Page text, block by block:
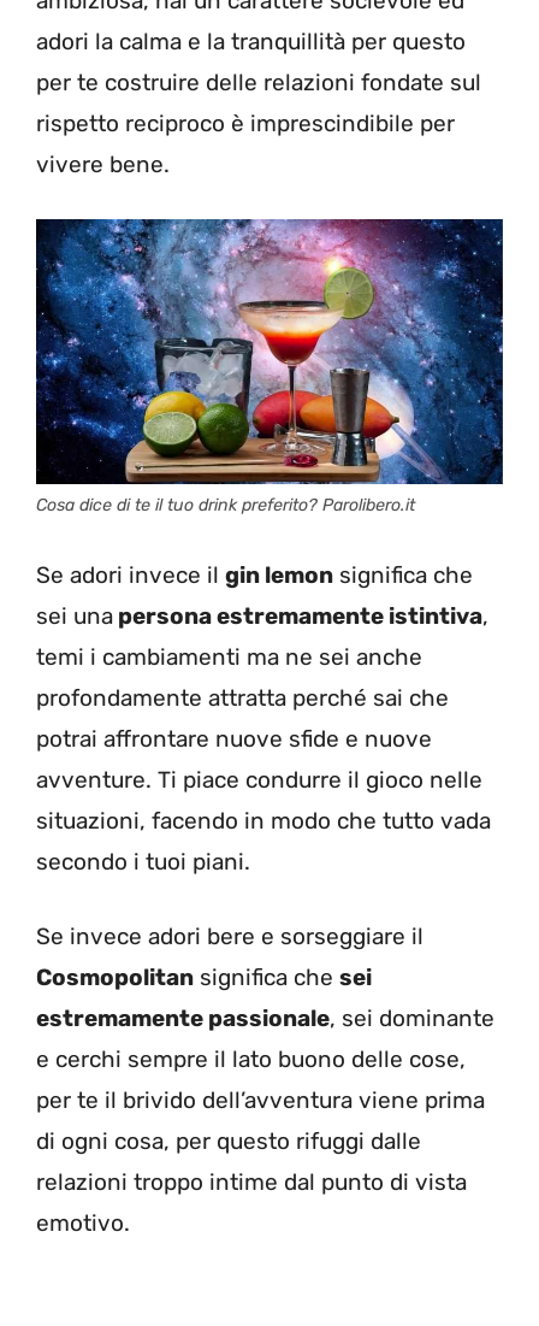
adori la calma e la tranquillità per questo
per te costruire delle relazioni fondate sul
rispetto reciproco è imprescindibile per
vivere bene.
Cosa dice di te il tuo drink preferito? Parolibero.it
Se adori invece il gin lemon significa che
sei una persona estremamente istintiva,
temi i cambiamenti ma ne sei anche
profondamente attratta perché sai che
potrai affrontare nuove sfide e nuove
avventure. Ti piace condurre il gioco nelle
situazioni, facendo in modo che tutto vada
secondo i tuoi piani.
Se invece adori bere e sorseggiare il
Cosmopolitan significa che sei
estremamente passionale, sei dominante
e cerchi sempre il lato buono delle cose,
per te il brivido dell’avventura viene prima
di ogni cosa, per questo rifuggi dalle
relazioni troppo intime dal punto di vista
emotivo.